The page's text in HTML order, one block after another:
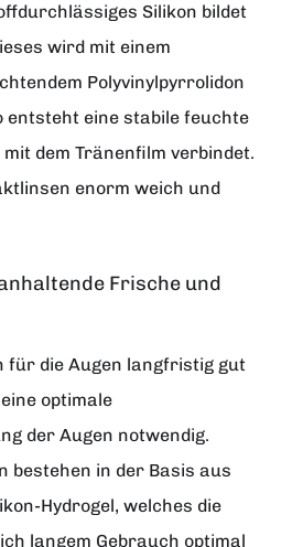
Silikon bildet
wird mit einem
Polyvinylpyrrolidon
entsteht eine stabile feuchte
dem Tränenfilm verbindet.
enorm weich und
Frische und
für die Augen langfristig gut
optimale
der Augen notwendig.
bestehen in der Basis aus
Hydrogel, welches die
langem Gebrauch optimal